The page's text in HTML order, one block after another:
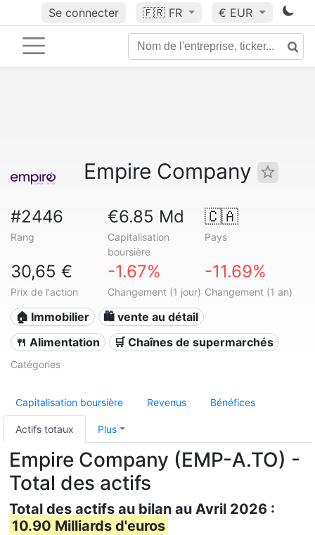
Se connecter 🇫🇷 FR € EUR
Empire Company
#2446
Rang
€6.85 Md
Capitalisation
boursière
🇨🇦
Pays
30,65 €
Prix de l'action
-1.67%
Changement (1 jour)
-11.69%
Changement (1 an)
🏠 Immobilier
🛍️ vente au détail
🍴 Alimentation
🛒 Chaînes de supermarchés
Catégories
Capitalisation boursière Revenus Bénéfices
Actifs totaux Plus
Empire Company (EMP-A.TO) -
Total des actifs
Total des actifs au bilan au Avril 2026 :
10.90 Milliards d'euros